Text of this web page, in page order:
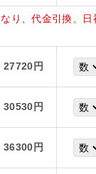
り、代金引換、日
27720円
30530円
36300円